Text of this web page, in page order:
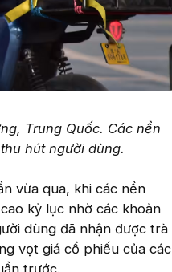
Trung Quốc. Các nền
hút người dùng.
vừa qua, khi các nền
kỷ lục nhờ các khoản
dùng đã nhận được trà
vọt giá cổ phiếu của các